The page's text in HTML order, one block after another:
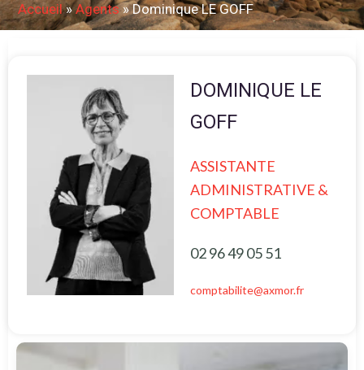
Accueil»Agents»Dominique LE GOFF
DOMINIQUE LE
GOFF
ASSISTANTE
ADMINISTRATIVE &
COMPTABLE
02 96 49 05 51
comptabilite@axmor.fr